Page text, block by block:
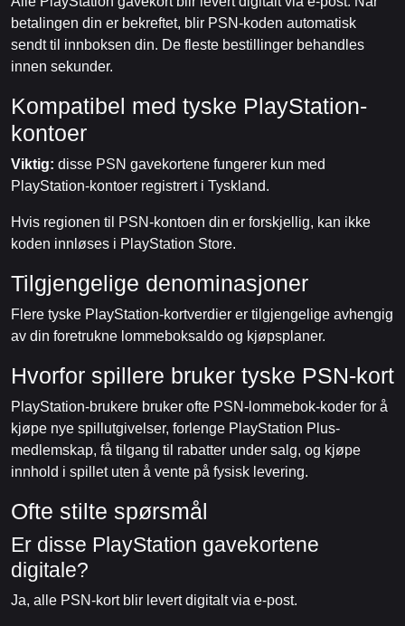
betalingen din er bekreftet, blir PSN-koden automatisk
sendt til innboksen din. De fleste bestillinger behandles
innen sekunder.
Kompatibel med tyske PlayStation-
kontoer
Viktig: disse PSN gavekortene fungerer kun med
PlayStation-kontoer registrert i Tyskland.
Hvis regionen til PSN-kontoen din er forskjellig, kan ikke
koden innløses i PlayStation Store.
Tilgjengelige denominasjoner
Flere tyske PlayStation-kortverdier er tilgjengelige avhengig
av din foretrukne lommeboksaldo og kjøpsplaner.
Hvorfor spillere bruker tyske PSN-kort
PlayStation-brukere bruker ofte PSN-lommebok-koder for å
kjøpe nye spillutgivelser, forlenge PlayStation Plus-
medlemskap, få tilgang til rabatter under salg, og kjøpe
innhold i spillet uten å vente på fysisk levering.
Ofte stilte spørsmål
Er disse PlayStation gavekortene
digitale?
Ja, alle PSN-kort blir levert digitalt via e-post.